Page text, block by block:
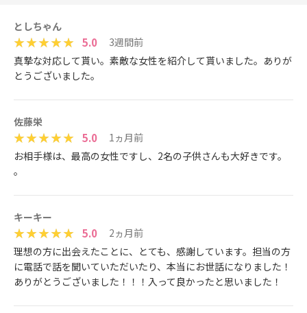
としちゃん
5.0
3週間前
真摯な対応して貰い。素敵な女性を紹介して貰いました。ありが
とうございました。
佐藤栄
5.0
1ヵ月前
お相手様は、最高の女性ですし、2名の子供さんも大好きです。
。
キーキー
5.0
2ヵ月前
理想の方に出会えたことに、とても、感謝しています。担当の方
に電話で話を聞いていただいたり、本当にお世話になりました！
ありがとうございました！！！入って良かったと思いました！